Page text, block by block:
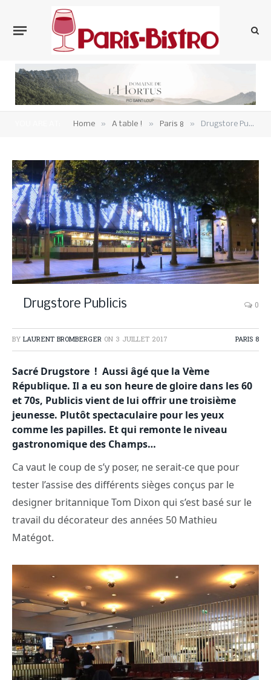
Home » A table ! » Paris 8 » Drugstore Publicis
Drugstore Publicis 0
BY LAURENT BROMBERGER ON 3 JUILLET 2017 PARIS 8
Sacré Drugstore ! Aussi âgé que la Vème
République. Il a eu son heure de gloire dans les 60
et 70s, Publicis vient de lui offrir une troisième
jeunesse. Plutôt spectaculaire pour les yeux
comme les papilles. Et qui remonte le niveau
gastronomique des Champs…
Ca vaut le coup de s’y poser, ne serait-ce que pour
tester l’assise des différents sièges conçus par le
designer britannique Tom Dixon qui s’est basé sur le
travail du décorateur des années 50 Mathieu
Matégot.